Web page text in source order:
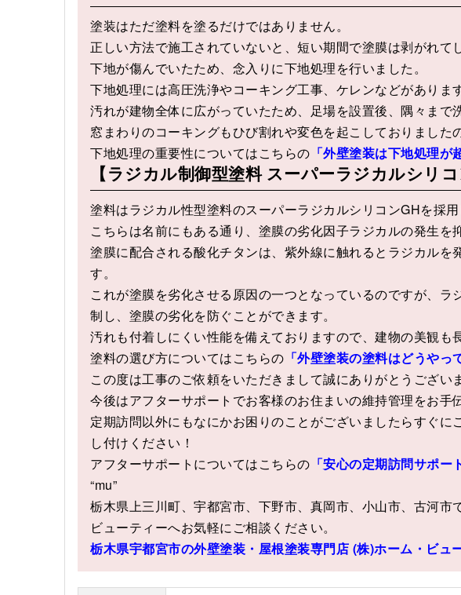
塗装はただ塗料を塗るだけではありません。
正しい方法で施工されていないと、短い期間で塗膜は剥がれて
下地が傷んでいたため、念入りに下地処理を行いました。
下地処理には高圧洗浄やコーキング工事、ケレンなどがあります
汚れが建物全体に広がっていたため、足場を設置後、隅々まで
窓まわりのコーキングもひび割れや変色を起こしておりました
下地処理の重要性についてはこちらの 「外壁塗装は下地処理が
【ラジカル制御型塗料 スーパーラジカルシリ
塗料はラジカル性型塗料のスーパーラジカルシリコンGHを採用
こちらは名前にもある通り、塗膜の劣化因子ラジカルの発生を
塗膜に配合される酸化チタンは、紫外線に触れるとラジカルを
す。
これが塗膜を劣化させる原因の一つとなっているのですが、
制し、塗膜の劣化を防ぐことができます。
汚れも付着しにくい性能を備えておりますので、建物の美観も
塗料の選び方についてはこちらの 「外壁塗装の塗料はどうやっ
この度は工事のご依頼をいただきまして誠にありがとうござい
今後はアフターサポートでお客様のお住まいの維持管理をお手
定期訪問以外にもなにかお困りのことがございましたらすぐ
し付けください！
アフターサポートについてはこちらの 「安心の定期訪問サポー
“mu”
栃木県上三川町、宇都宮市、下野市、真岡市、小山市、古河市
ビューティーへお気軽にご相談ください。
栃木県宇都宮市の外壁塗装・屋根塗装専門店 (株)ホーム・ビュ